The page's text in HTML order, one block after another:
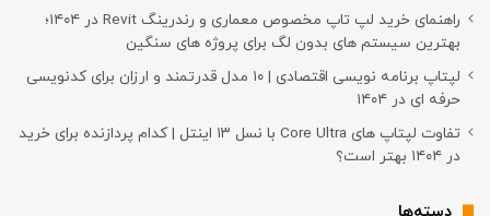
راهنمای خرید لپ تاپ مخصوص معماری و رندرینگ Revit در ۱۴۰۴؛
بهترین سیستم های بدون لگ برای پروژه های سنگین
لپتاپ برنامه نویسی اقتصادی | ۱۰ مدل قدرتمند و ارزان برای کدنویسی
حرفه ای در ۱۴۰۴
تفاوت لپتاپ های Core Ultra با نسل ۱۳ اینتل | کدام پردازنده برای خرید
در ۱۴۰۴ بهتر است؟